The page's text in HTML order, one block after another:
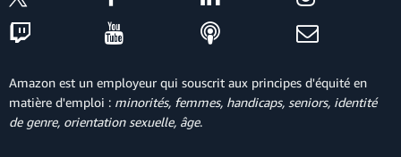
Amazon est un employeur qui souscrit aux principes d'équité en
matière d'emploi : minorités, femmes, handicaps, seniors, identité
de genre, orientation sexuelle, âge.